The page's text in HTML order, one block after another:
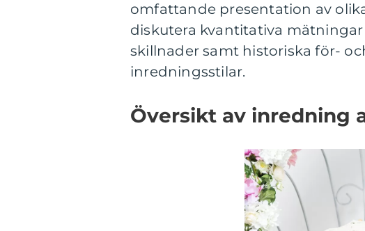
omfattande presentation av
diskutera kvantitativa
skillnader samt historiska för-
inredningsstilar.
Översikt av inredning